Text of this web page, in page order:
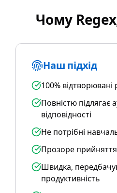
Чому
Наш підхід
100% відтворювані
Повністю підлягає
відповідності
Не потрібні
Прозоре
Швидка,
продуктивність